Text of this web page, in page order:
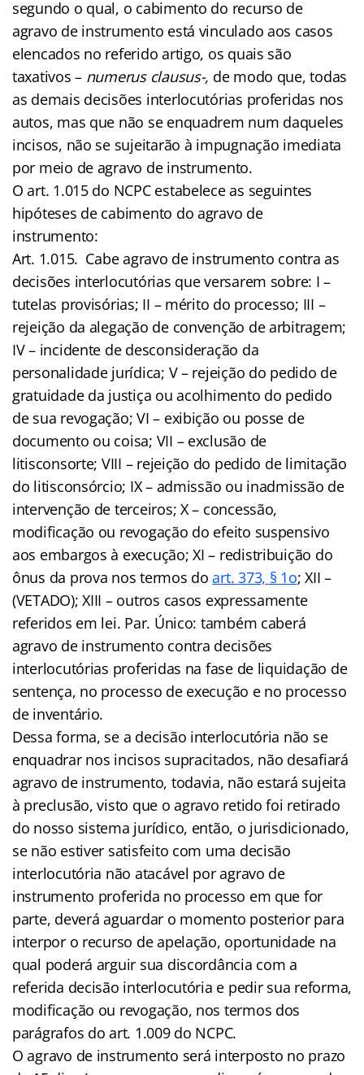
segundo o qual, o cabimento do recurso de
agravo de instrumento está vinculado aos casos
elencados no referido artigo, os quais são
taxativos – numerus clausus-, de modo que, todas
as demais decisões interlocutórias proferidas nos
autos, mas que não se enquadrem num daqueles
incisos, não se sujeitarão à impugnação imediata
por meio de agravo de instrumento.
O art. 1.015 do NCPC estabelece as seguintes
hipóteses de cabimento do agravo de
instrumento:
Art. 1.015. Cabe agravo de instrumento contra as
decisões interlocutórias que versarem sobre: I –
tutelas provisórias; II – mérito do processo; III –
rejeição da alegação de convenção de arbitragem;
IV – incidente de desconsideração da
personalidade jurídica; V – rejeição do pedido de
gratuidade da justiça ou acolhimento do pedido
de sua revogação; VI – exibição ou posse de
documento ou coisa; VII – exclusão de
litisconsorte; VIII – rejeição do pedido de limitação
do litisconsórcio; IX – admissão ou inadmissão de
intervenção de terceiros; X – concessão,
modificação ou revogação do efeito suspensivo
aos embargos à execução; XI – redistribuição do
ônus da prova nos termos doart. 373, § 1o; XII –
(VETADO); XIII – outros casos expressamente
referidos em lei. Par. Único: também caberá
agravo de instrumento contra decisões
interlocutórias proferidas na fase de liquidação de
sentença, no processo de execução e no processo
de inventário.
Dessa forma, se a decisão interlocutória não se
enquadrar nos incisos supracitados, não desafiará
agravo de instrumento, todavia, não estará sujeita
à preclusão, visto que o agravo retido foi retirado
do nosso sistema jurídico, então, o jurisdicionado,
se não estiver satisfeito com uma decisão
interlocutória não atacável por agravo de
instrumento proferida no processo em que for
parte, deverá aguardar o momento posterior para
interpor o recurso de apelação, oportunidade na
qual poderá arguir sua discordância com a
referida decisão interlocutória e pedir sua reforma,
modificação ou revogação, nos termos dos
parágrafos do art. 1.009 do NCPC.
O agravo de instrumento será interposto no prazo